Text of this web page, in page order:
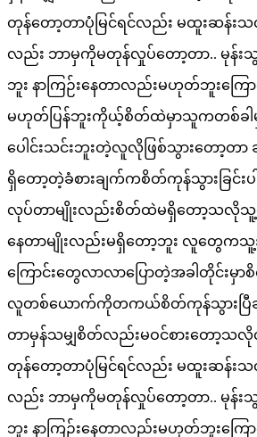
တုန်တော့တာပုံမြင်ရင်လည်း မထူးဆန်းသ
လည်း ဘာမှကိုမတုန်လှုပ်တော့တာ.. မုန်း
ဘူး နာကြဉ်းနေတာလည်းမဟုတ်ဘူးကြေ
မဟုတ်ပြန်ဘူးကိုယ့်စိတ်ထဲမှာသူကတစ်ခါမှ
ပေါင်းသင်းဘူးတဲ့လူလိုဖြစ်သွားတော့တာ ချ
ရှိတော့တဲ့ခံစားချက်ကစိတ်ကုန်သွားခြင်
လုပ်တာမျိုးလည်းစိတ်ထဲမရှိတော့သလို
နေတာမျိုးလည်းမရှိတော့ဘူး လူတွေကသူ့အ
ကြောင်းတွေလာလာပြောတဲ့အခါတိုင်းမှာ
လူတစ်ယောက်ကိုတကယ်စိတ်ကုန်သွားပ
တာမှန်သမျှစိတ်လည်းမဝင်စားတော့သလို
တုန်တော့တာပုံမြင်ရင်လည်း မထူးဆန်းသ
လည်း ဘာမှကိုမတုန်လှုပ်တော့တာ.. မုန်း
ဘူး နာကြဉ်းနေတာလည်းမဟုတ်ဘူးကြေ